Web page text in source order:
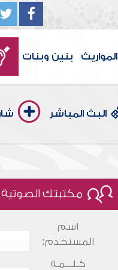
المواريث بنين وبنات
البث المباشر
مكتبتك الصوتية
اسم
المستخدم:
كـلـــمـة